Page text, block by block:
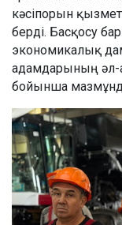
кәсіпорын
берді. Басқосу
экономикалық
адамдарының әл-
бойынша